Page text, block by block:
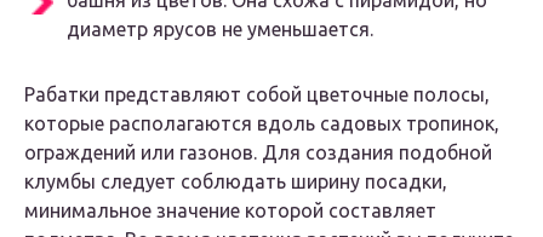
диаметр ярусов не уменьшается.
Рабатки представляют собой цветочные полосы,
которые располагаются вдоль садовых тропинок,
ограждений или газонов. Для создания подобной
клумбы следует соблюдать ширину посадки,
минимальное значение которой составляет